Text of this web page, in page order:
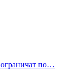
ограничат по…